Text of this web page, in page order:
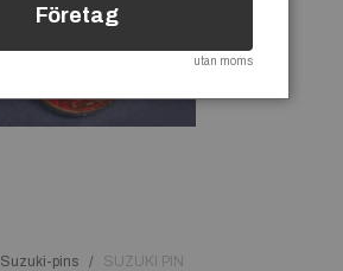
Suzuki-pins SUZUKI PIN
Företag
utan moms